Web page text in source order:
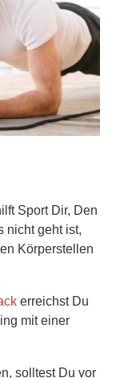
Sport Dir, Den
nicht geht ist,
Körperstellen
erreichst Du
mit einer
solltest Du vor